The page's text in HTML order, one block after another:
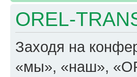
OREL-
Заходя на
«мы», «наш»,